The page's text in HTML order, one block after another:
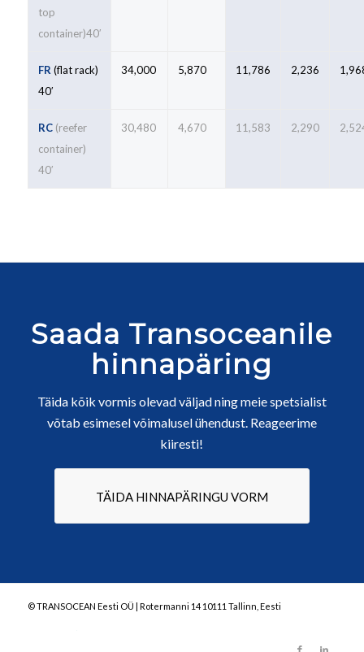
top
container)40′
FR (flat rack)
40′
34,000 5,870 11,786 2,236
RC(reefer
container)
40′
30,480 4,670 11,583 2,290
Saada Transoceanile
hinnapäring
Täida kõik vormis olevad väljad ning meie spetsialist
võtab esimesel võimalusel ühendust. Reageerime
kiiresti!
TÄIDA HINNAPÄRINGU VORM
© TRANSOCEAN Eesti OÜ | Rotermanni 14 10111 Tallinn, Eesti